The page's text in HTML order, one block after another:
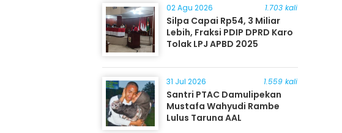
02 Agu 2026 1.703 kali
Silpa Capai Rp54, 3 Miliar
Lebih, Fraksi PDIP DPRD Karo
Tolak LPJ APBD 2025
31 Jul 2026 1.559 kali
Santri PTAC Damulipekan
Mustafa Wahyudi Rambe
Lulus Taruna AAL